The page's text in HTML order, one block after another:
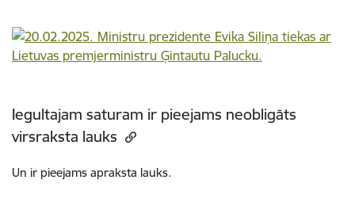
Iegultajam saturam ir pieejams neobligāts
virsraksta lauks
Un ir pieejams apraksta lauks.